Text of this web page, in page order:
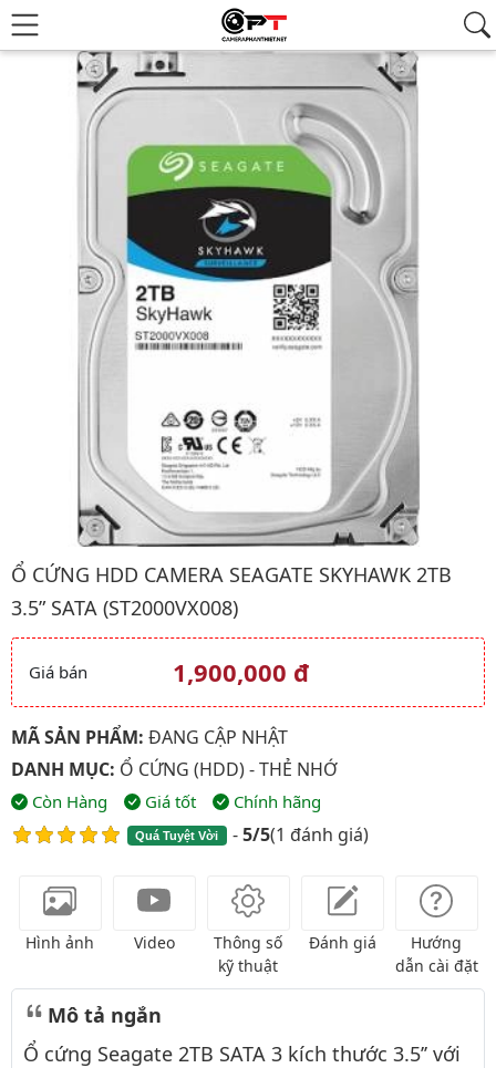
Hình ảnh đại diện của sản phẩm Ổ CỨNG HDD CAMERA
Ổ CỨNG HDD CAMERA SEAGATE SKYHAWK 2TB
3.5” SATA (ST2000VX008)
Giá và khuyến mãi
Giá bán 1,900,000 đ
MÃ SẢN PHẨM: ĐANG CẬP NHẬT
DANH MỤC: Ổ CỨNG (HDD) - THẺ NHỚ
Còn Hàng Giá tốt Chính hãng
Quá Tuyệt Vời -5/5(1 đánh giá)
Hình ảnh Video
Thông số
kỹ thuật
Đánh giá
Hướng
dẫn cài đặt
Mô tả ngắn
Ổ cứng Seagate 2TB SATA 3 kích thước 3.5’’ với